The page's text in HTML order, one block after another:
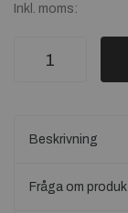
Inkl. moms:
Beskrivning
Fråga om